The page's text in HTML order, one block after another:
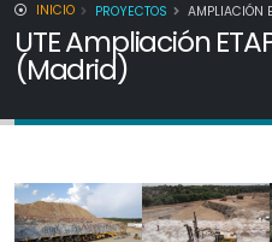
INICIO PROYECTOS AMPLIACIÓN
UTE Ampliación
(Madrid)